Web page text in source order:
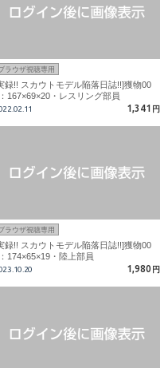
ラウザ視聴専用
録!! スカウトモデル陥落日誌!!]獲物00
167×69×20・レスリング部員
1,341 円
ラウザ視聴専用
録!! スカウトモデル陥落日誌!!]獲物00
174×65×19・陸上部員
1,980 円